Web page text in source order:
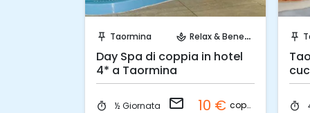
push_pin Taormina spa Relax & Benessere
Day Spa di coppia in hotel
4* a Taormina
timer ½ Giornata email 10 € coppia
push_pin
timer